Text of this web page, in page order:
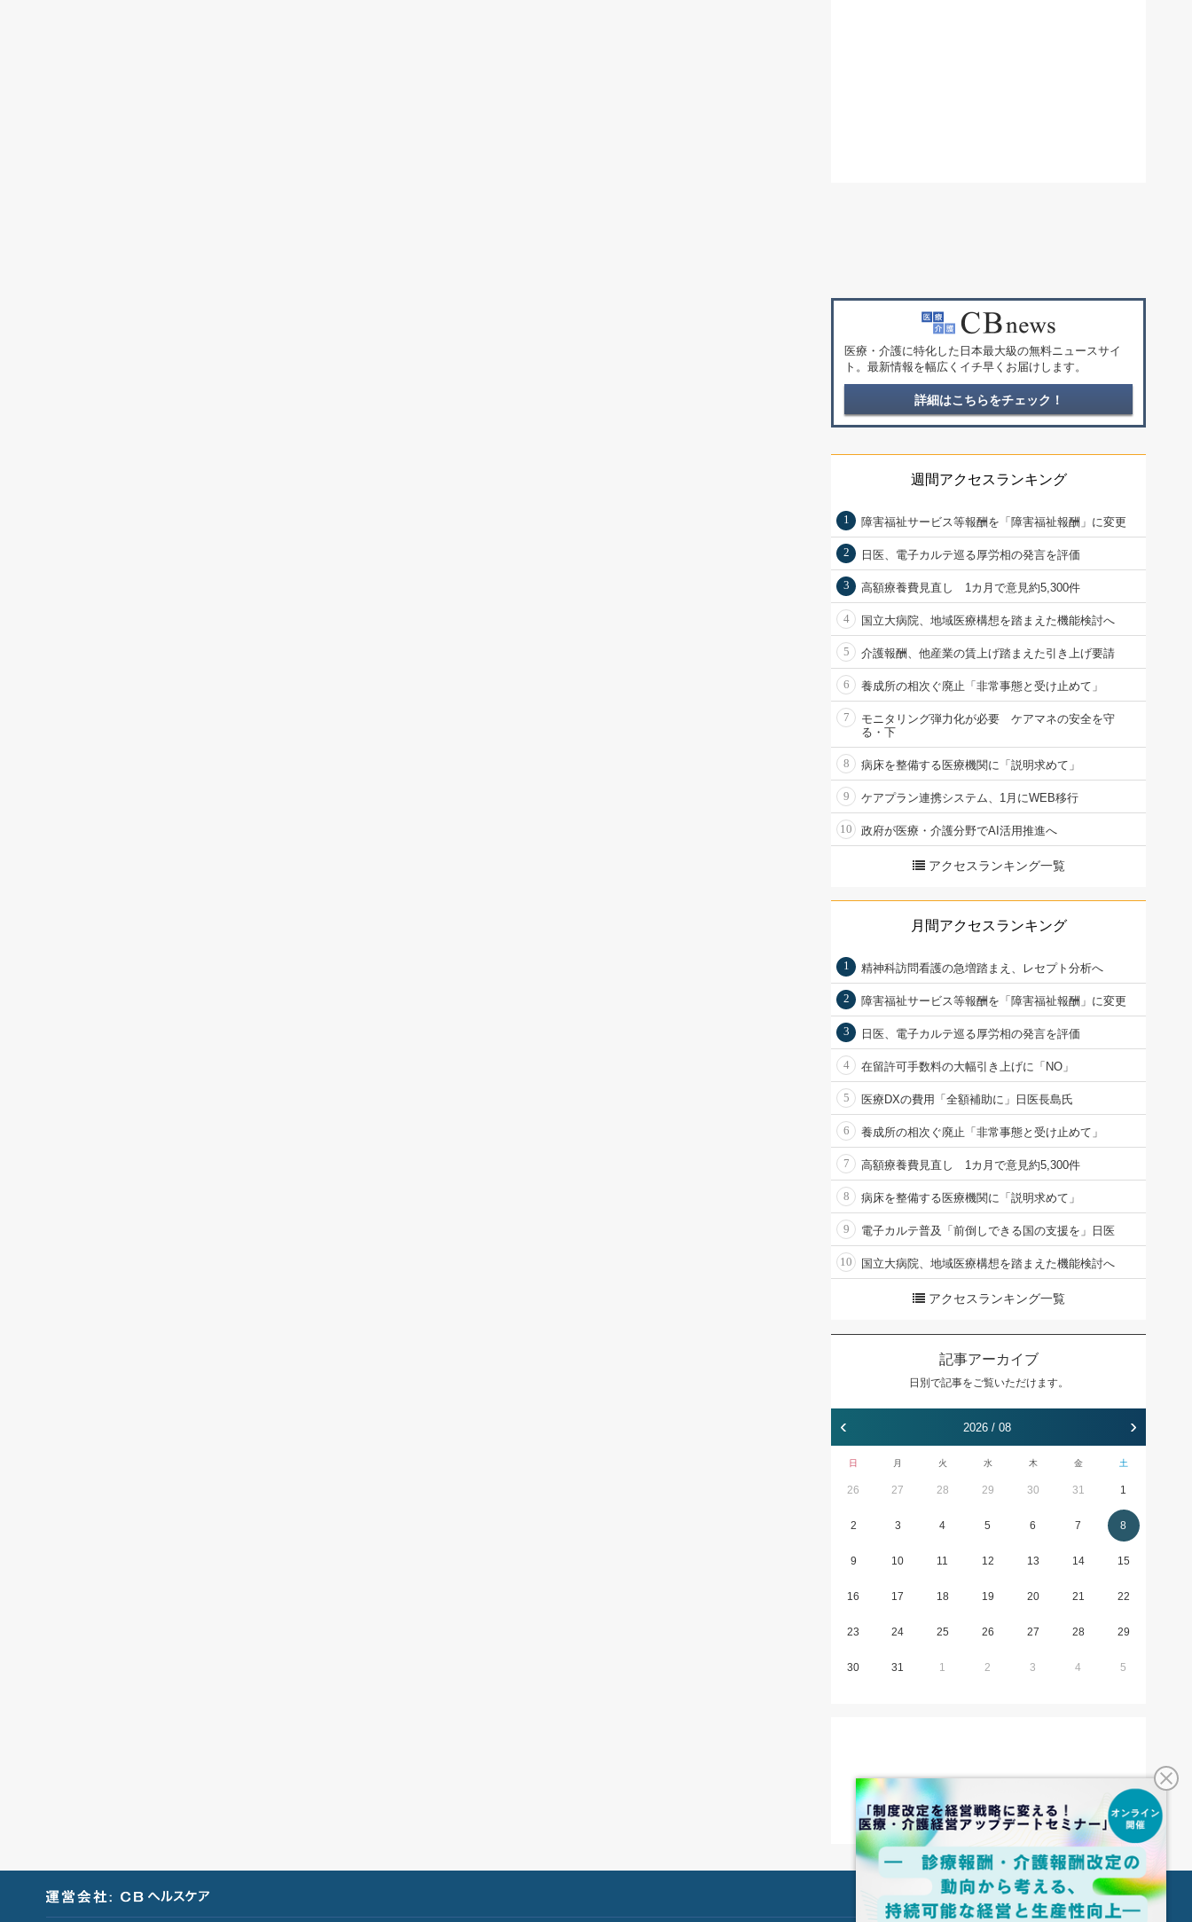
医療・介護に特化した日本最大級の無料ニュースサイ
ト。最新情報を幅広くイチ早くお届けします。
詳細はこちらをチェック！
週間アクセスランキング
1 障害福祉サービス等報酬を「障害福祉報酬」に変更
2 日医、電子カルテ巡る厚労相の発言を評価
3 高額療養費見直し 1カ月で意見約5,300件
4 国立大病院、地域医療構想を踏まえた機能検討へ
5 介護報酬、他産業の賃上げ踏まえた引き上げ要請
6 養成所の相次ぐ廃止「非常事態と受け止めて」
7
モニタリング弾力化が必要 ケアマネの安全を守
る・下
8 病床を整備する医療機関に「説明求めて」
9 ケアプラン連携システム、1月にWEB移行
10 政府が医療・介護分野でAI活用推進へ
アクセスランキング一覧
月間アクセスランキング
1 精神科訪問看護の急増踏まえ、レセプト分析へ
2 障害福祉サービス等報酬を「障害福祉報酬」に変更
3 日医、電子カルテ巡る厚労相の発言を評価
4 在留許可手数料の大幅引き上げに「NO」
5 医療DXの費用「全額補助に」日医長島氏
6 養成所の相次ぐ廃止「非常事態と受け止めて」
7 高額療養費見直し 1カ月で意見約5,300件
8 病床を整備する医療機関に「説明求めて」
9 電子カルテ普及「前倒しできる国の支援を」日医
10 国立大病院、地域医療構想を踏まえた機能検討へ
アクセスランキング一覧
記事アーカイブ
日別で記事をご覧いただけます。
‹ 2026 / 08 ›
日 月 火 水 木 金 土
26 27 28 29 30 31 1
2 3 4 5 6 7 8
9 10 11 12 13 14 15
16 17 18 19 20 21 22
23 24 25 26 27 28 29
30 31 1 2 3 4 5